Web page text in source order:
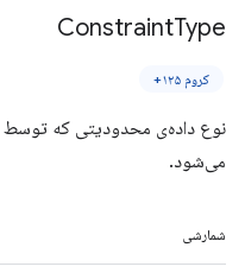
ConstraintType
کروم ۱۲۵+
نوع داده‌ی محدودیتی که توسط
می‌شود.
شمارشی